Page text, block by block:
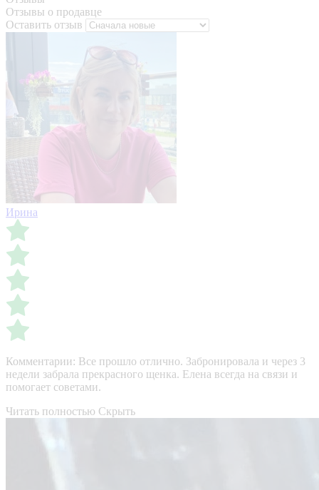
Отзывы о продавце
Оставить отзыв
Ирина
Комментарии: Все прошло отлично. Забронировала и через 3
недели забрала прекрасного щенка. Елена всегда на связи и
помогает советами.
Читать полностью Скрыть